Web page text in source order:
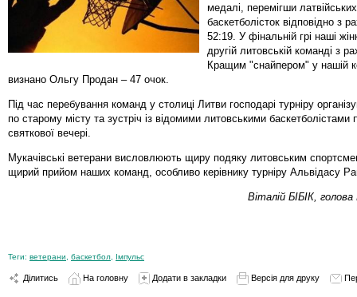
медалі, перемігши
баскетболісток відповідно з
52:19. У фінальній грі наші
другій литовській команді з
Кращим "снайпером" у нашій
визнано Ольгу Продан – 47 очок.
Під час перебування команд у столиці Литви господарі турніру
по старому місту та зустріч із відомими литовськими баскетболістами
святкової вечері.
Мукачівські ветерани висловлюють щиру подяку литовським
щирий прийом наших команд, особливо керівнику турніру Альвідасу
Віталій БІБІК,
Теги: ветерани баскетбол Імпульс
Ділитись На головну Додати в закладки Версія для друку